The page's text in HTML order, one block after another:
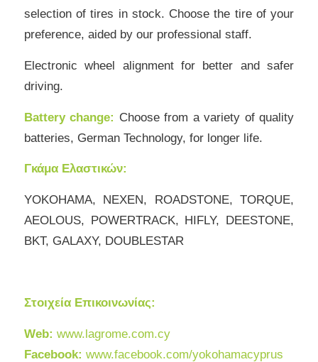
selection of tires in stock. Choose the tire of your
preference, aided by our professional staff.
Electronic wheel alignment for better and safer
driving.
Battery change: Choose from a variety of quality
batteries, German Technology, for longer life.
Γκάμα Ελαστικών:
YOKOHAMA, NEXEN, ROADSTONE, TORQUE,
AEOLOUS, POWERTRACK, HIFLY, DEESTONE,
BKT, GALAXY, DOUBLESTAR
Στοιχεία Επικοινωνίας:
Web: www.lagrome.com.cy
Facebook: www.facebook.com/yokohamacyprus